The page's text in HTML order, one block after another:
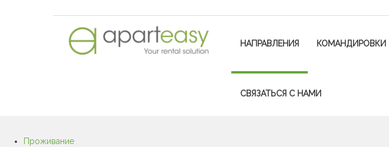
НАПРАВЛЕНИЯ КОМАНДИРОВКИ
СВЯЗАТЬСЯ С НАМИ
Проживание